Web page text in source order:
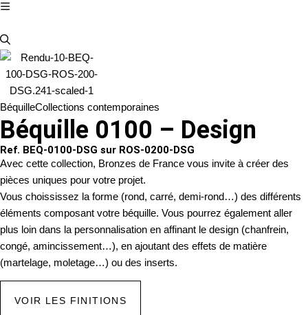
BéquilleCollections contemporaines
Béquille 0100 – Design
Ref. BEQ-0100-DSG sur ROS-0200-DSG
Avec cette collection, Bronzes de France vous invite à créer des
pièces uniques pour votre projet.
Vous choississez la forme (rond, carré, demi-rond…) des différents
éléments composant votre béquille. Vous pourrez également aller
plus loin dans la personnalisation en affinant le design (chanfrein,
congé, amincissement…), en ajoutant des effets de matière
(martelage, moletage…) ou des inserts.
VOIR LES FINITIONS